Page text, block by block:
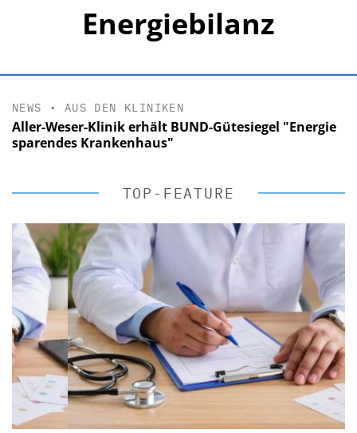
Energiebilanz
NEWS • AUS DEN KLINIKEN
Aller-Weser-Klinik erhält BUND-Gütesiegel "Energie
sparendes Krankenhaus"
TOP-FEATURE